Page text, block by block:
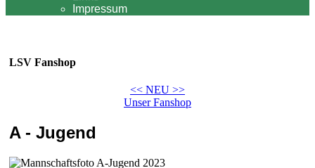
Impressum
LSV Fanshop
<< NEU >>
Unser Fanshop
A - Jugend